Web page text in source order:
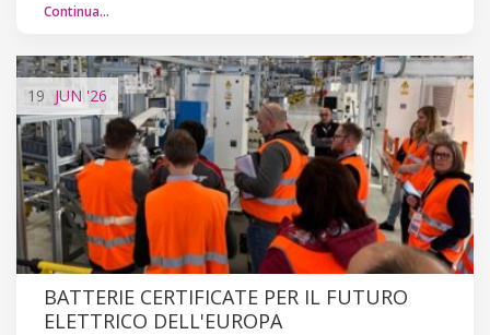
Continua…
19 JUN '26
BATTERIE CERTIFICATE PER IL FUTURO
ELETTRICO DELL'EUROPA